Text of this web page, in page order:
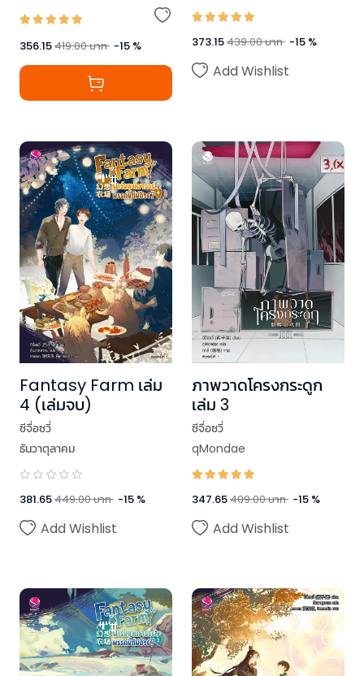
356.15419.00บาท -15 % 373.15439.00บาท -15 %
Add Wishlist
Fantasy Farm เล่ม
4 (เล่มจบ)
ซีจื่อซวี่
ธันวาตุลาคม
381.65449.00บาท -15 %
Add Wishlist
ภาพวาดโครงกระดูก
เล่ม 3
ซีจื่อซวี่
qMondae
347.65409.00บาท -15 %
Add Wishlist